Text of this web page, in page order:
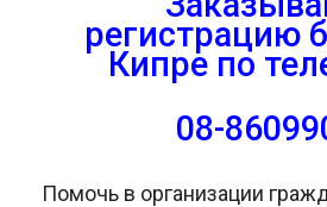
регистрацию
Кипре по
08-
Помочь в организации